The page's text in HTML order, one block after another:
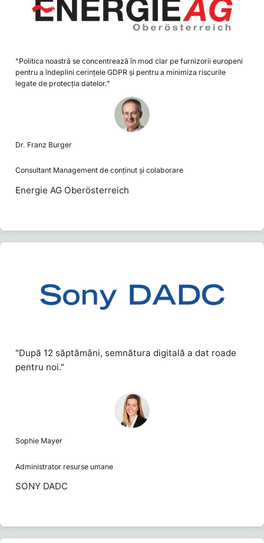
"Politica noastră se concentrează în mod clar pe furnizorii europeni
pentru a îndeplini cerințele GDPR și pentru a minimiza riscurile
legate de protecția datelor."
Dr. Franz Burger
Consultant Management de conținut și colaborare
Energie AG Oberösterreich
"După 12 săptămâni, semnătura digitală a dat roade
pentru noi."
Sophie Mayer
Administrator resurse umane
SONY DADC